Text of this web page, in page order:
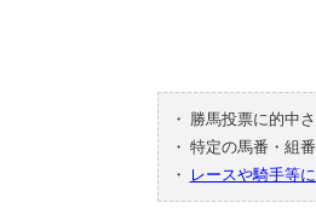
・
勝馬投票に的中
・ 特定の馬番・組
・
レースや騎手等